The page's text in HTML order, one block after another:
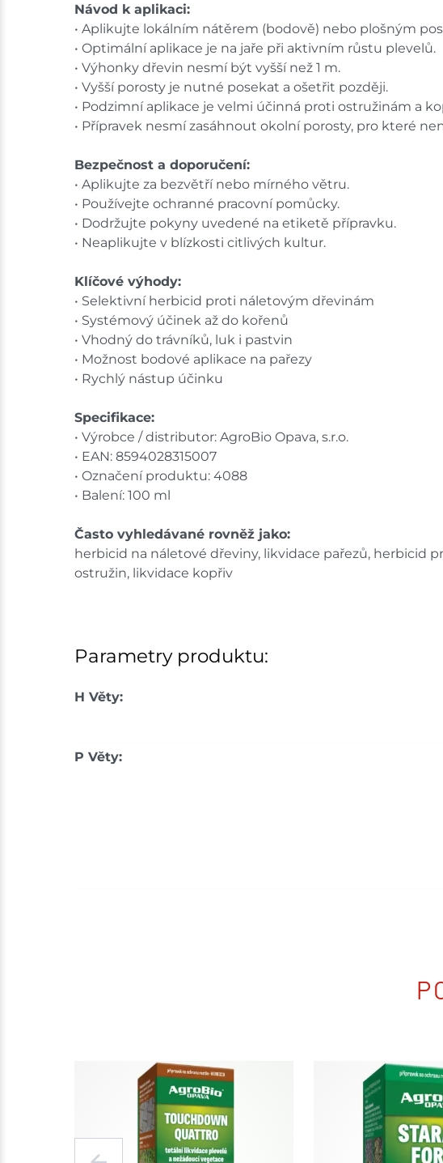
Parametry produktu:
H Věty:
P Věty:
Návod k aplikaci:
• Aplikujte lokálním nátěrem (bodově) nebo plošným
• Optimální aplikace je na jaře při aktivním růstu plevelů.
• Výhonky dřevin nesmí být vyšší než 1 m.
• Vyšší porosty je nutné posekat a ošetřit později.
• Podzimní aplikace je velmi účinná proti ostružinám a
• Přípravek nesmí zasáhnout okolní porosty, pro které
Bezpečnost a doporučení:
• Aplikujte za bezvětří nebo mírného větru.
• Používejte ochranné pracovní pomůcky.
• Dodržujte pokyny uvedené na etiketě přípravku.
• Neaplikujte v blízkosti citlivých kultur.
Klíčové výhody:
• Selektivní herbicid proti náletovým dřevinám
• Systémový účinek až do kořenů
• Vhodný do trávníků, luk i pastvin
• Možnost bodové aplikace na pařezy
• Rychlý nástup účinku
Specifikace:
• Výrobce / distributor: AgroBio Opava, s.r.o.
• EAN: 8594028315007
• Označení produktu: 4088
• Balení: 100 ml
Často vyhledávané rovněž jako:
herbicid na náletové dřeviny, likvidace pařezů, herbicid
ostružin, likvidace kopřiv